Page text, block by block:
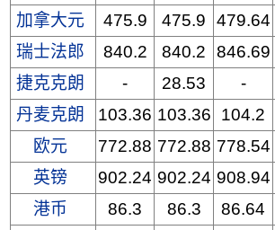
加拿大元 475.9 475.9 479.64
瑞士法郎
840.2 840.2 846.69
捷克克朗
- 28.53 -
丹麦克朗
103.36 103.36 104.2
欧元
772.88 772.88 778.54
英镑
902.24 902.24 908.94
港币
86.3 86.3 86.64